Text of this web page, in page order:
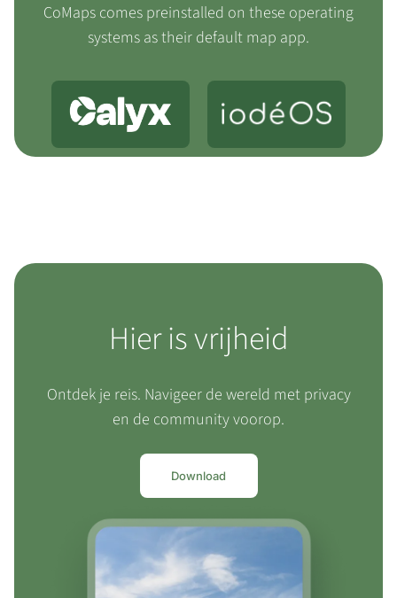
CoMaps comes preinstalled on these operating
systems as their default map app.
Hier is vrijheid
Ontdek je reis. Navigeer de wereld met privacy
en de community voorop.
Download